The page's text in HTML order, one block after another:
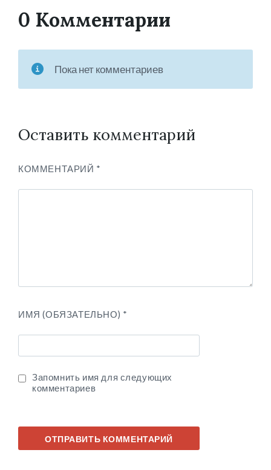
0 Комментарии
Пока нет комментариев
Оставить комментарий
КОММЕНТАРИЙ *
ИМЯ (ОБЯЗАТЕЛЬНО) *
Запомнить имя для следующих
комментариев